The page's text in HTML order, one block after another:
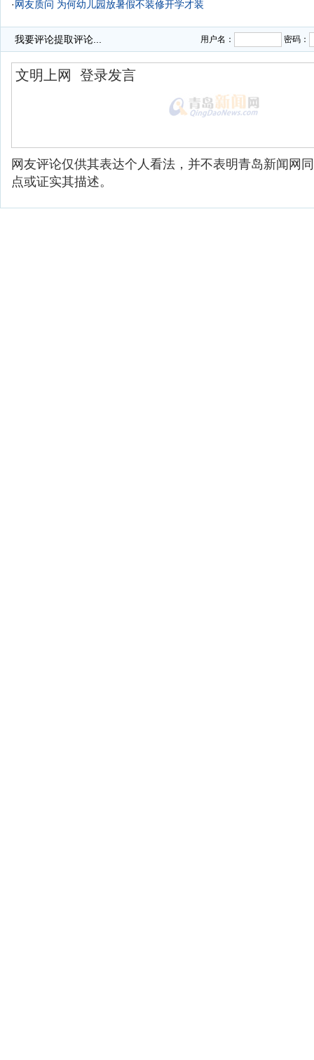
·网友质问 为何幼儿园放暑假不装修开学才装
我要评论提取评论... 用户名： 密码：
网友评论仅供其表达个人看法，并不表明青岛新闻网
点或证实其描述。